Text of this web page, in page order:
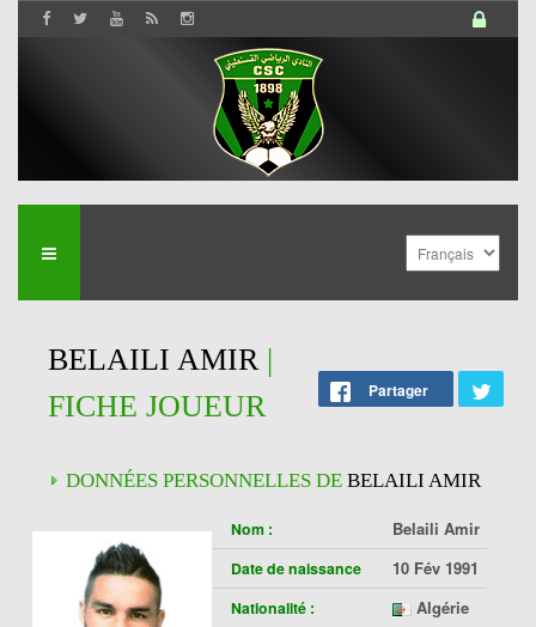
BELAILI AMIR|
FICHE JOUEUR
Partager
DONNÉES PERSONNELLES DE BELAILI AMIR
Nom : Belaili Amir
Date de naissance 10 Fév 1991
Nationalité : Algérie